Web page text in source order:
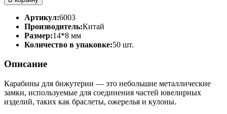
Артикул:6003
Производитель:Китай
Размер:14*8 мм
Количество в упаковке:50 шт.
Описание
Карабины для бижутерии — это небольшие металлические
замки, используемые для соединения частей ювелирных
изделий, таких как браслеты, ожерелья и кулоны.